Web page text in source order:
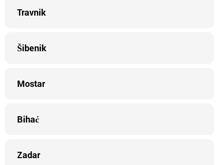
Travnik
Šibenik
Mostar
Bihać
Zadar